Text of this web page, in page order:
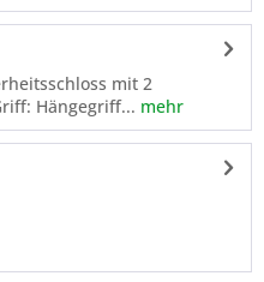
mit 2
Hängegriff... mehr